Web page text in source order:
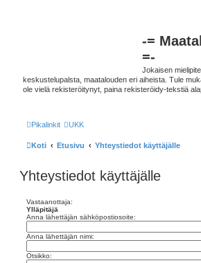
-=
=-
Jokaisen
keskustelupalsta, maatalouden eri aiheista. Tule
ole vielä rekisteröitynyt, paina rekisteröidy-tekstiä
Pikalinkit UKK
Koti Etusivu Yhteystiedot käyttäjälle
Yhteystiedot käyttäjälle
Vastaanottaja:
Ylläpitäjä
Anna lähettäjän sähköpostiosoite:
Anna lähettäjän nimi:
Otsikko: